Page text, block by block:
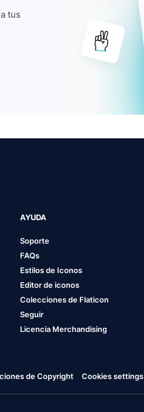
tus
AYUDA
Soporte
FAQs
Estilos de Iconos
Editor de iconos
Colecciones de Flaticon
Seguir
Licencia Merchandising
de Copyright Cookies settings